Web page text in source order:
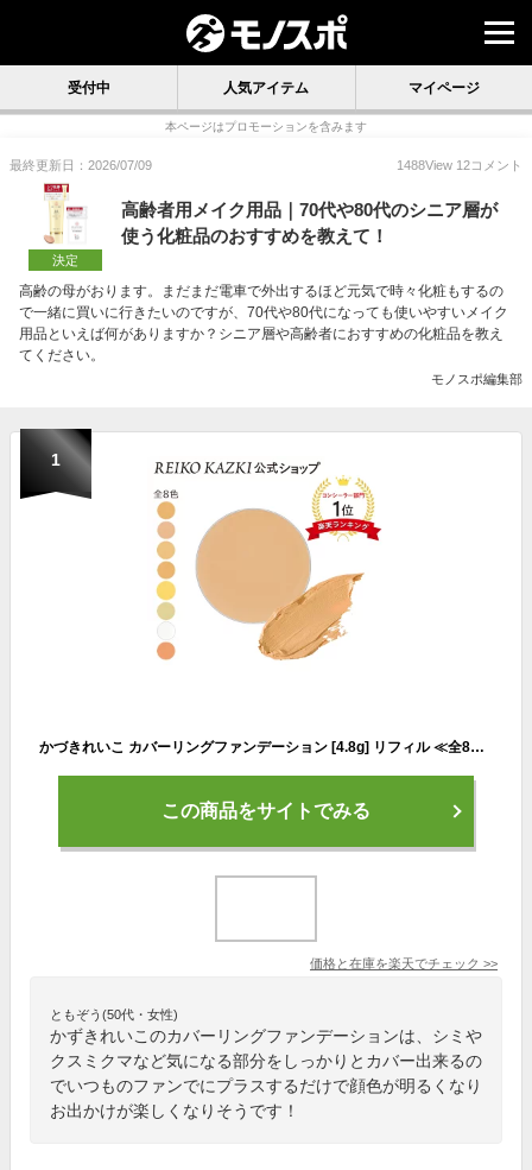
受付中 人気アイテム マイページ
本ページはプロモーションを含みます
最終更新日：2026/07/09 1488View 12コメント
決定
高齢者用メイク用品｜70代や80代のシニア層が
使う化粧品のおすすめを教えて！
高齢の母がおります。まだまだ電車で外出するほど元気で時々化粧もするの
で一緒に買いに行きたいのですが、70代や80代になっても使いやすいメイク
用品といえば何がありますか？シニア層や高齢者におすすめの化粧品を教え
てください。
モノスポ編集部
1
かづきれいこ カバーリングファンデーション [4.8g] リフィル ≪全8色≫ | 部分用ファンデ ケース別売り オレンジ コンシーラー ハイライト シミ 青クマ 目の下のクマ くすみ アザ 赤み ニキビ跡 汗に強い 崩れない 落ちにくい カバー力 アザ ツヤ シミカバー タトゥー 傷
この商品をサイトでみる
価格と在庫を楽天でチェック >>
ともぞう(50代・女性)
かずきれいこのカバーリングファンデーションは、シミや
クスミクマなど気になる部分をしっかりとカバー出来るの
でいつものファンでにプラスするだけで顔色が明るくなり
お出かけが楽しくなりそうです！